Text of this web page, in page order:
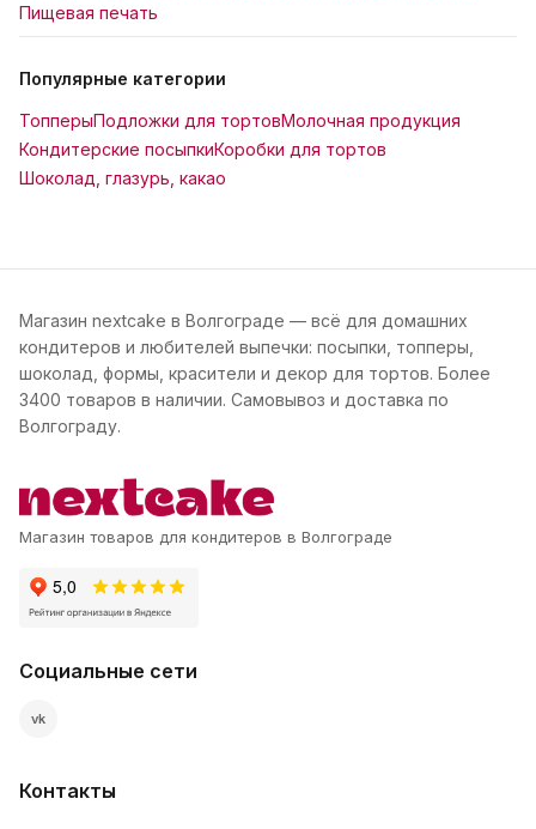
Пищевая печать
Популярные категории
ТопперыПодложки для тортовМолочная продукция
Кондитерские посыпкиКоробки для тортов
Шоколад, глазурь, какао
Магазин nextcake в Волгограде — всё для домашних
кондитеров и любителей выпечки: посыпки, топперы,
шоколад, формы, красители и декор для тортов. Более
3400 товаров в наличии. Самовывоз и доставка по
Волгограду.
Магазин товаров для кондитеров в Волгограде
Социальные сети
vk
Контакты